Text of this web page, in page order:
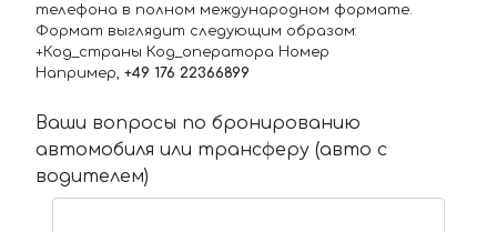
телефона в полном международном формате.
Формат выглядит следующим образом:
+Код_страны Код_оператора Номер
Например, +49 176 22366899
Ваши вопросы по бронированию
автомобиля или трансферу (авто с
водителем)